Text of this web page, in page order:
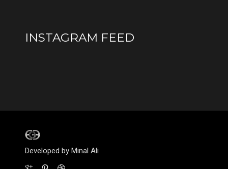
INSTAGRAM FEED
Developed by Minal Ali